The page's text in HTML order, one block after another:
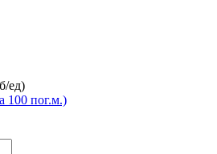
eд)
100 пог.м.)